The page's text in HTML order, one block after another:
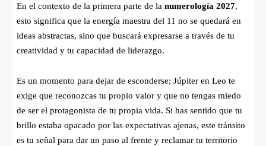
En el contexto de la primera parte de la numerología 2027,
esto significa que la energía maestra del 11 no se quedará en
ideas abstractas, sino que buscará expresarse a través de tu
creatividad y tu capacidad de liderazgo.
Es un momento para dejar de esconderse; Júpiter en Leo te
exige que reconozcas tu propio valor y que no tengas miedo
de ser el protagonista de tu propia vida. Si has sentido que tu
brillo estaba opacado por las expectativas ajenas, este tránsito
es tu señal para dar un paso al frente y reclamar tu territorio